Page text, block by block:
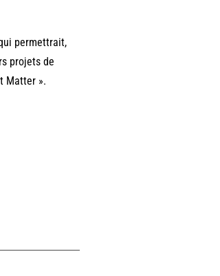
permettrait,
projets de
Matter ».